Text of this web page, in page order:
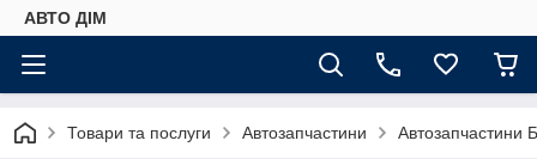
АВТО ДIМ
Товари та послуги Автозапчастини Автозапчастини